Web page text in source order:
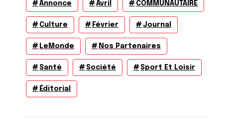
Annonce Avril COMMUNAUTAIRE
Culture Février Journal
LeMonde Nos Partenaires
Santé Société Sport Et Loisir
Éditorial